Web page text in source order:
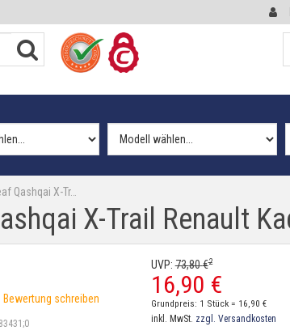
Qashqai X-Tr…
X-Trail Renault
Bewertung schreiben
UVP:73,80€2
16,90 €
Grundpreis: 1 Stück = 16,90 €
inkl. MwSt. zzgl. Versandkosten